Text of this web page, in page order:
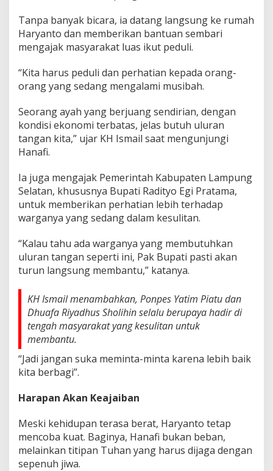
h
W
a
r
a
a
H
u
w
Tanpa banyak bicara, ia datang langsung ke rumah
Haryanto dan memberikan bantuan sembari
mengajak masyarakat luas ikut peduli.
“Kita harus peduli dan perhatian kepada orang-
orang yang sedang mengalami musibah.
Seorang ayah yang berjuang sendirian, dengan
kondisi ekonomi terbatas, jelas butuh uluran
tangan kita,” ujar KH Ismail saat mengunjungi
Hanafi.
Ia juga mengajak Pemerintah Kabupaten Lampung
Selatan, khususnya Bupati Radityo Egi Pratama,
untuk memberikan perhatian lebih terhadap
warganya yang sedang dalam kesulitan.
“Kalau tahu ada warganya yang membutuhkan
uluran tangan seperti ini, Pak Bupati pasti akan
turun langsung membantu,” katanya.
KH Ismail menambahkan, Ponpes Yatim Piatu dan
Dhuafa Riyadhus Sholihin selalu berupaya hadir di
tengah masyarakat yang kesulitan untuk
membantu.
“Jadi jangan suka meminta-minta karena lebih baik
kita berbagi”.
Harapan Akan Keajaiban
Meski kehidupan terasa berat, Haryanto tetap
mencoba kuat. Baginya, Hanafi bukan beban,
melainkan titipan Tuhan yang harus dijaga dengan
sepenuh jiwa.